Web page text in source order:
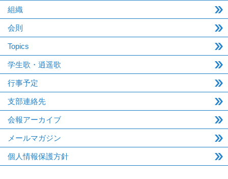
組織
会則
Topics
学生歌・逍遥歌
行事予定
支部連絡先
会報アーカイブ
メールマガジン
個人情報保護方針